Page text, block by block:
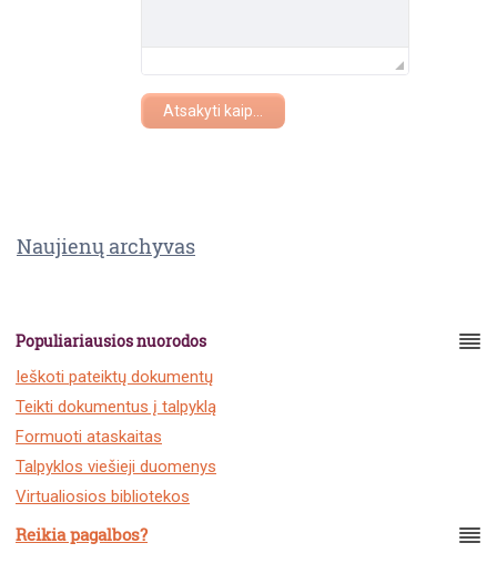
Atsakyti kaip...
Naujienų archyvas
Populiariausios nuorodos
Ieškoti pateiktų dokumentų
Teikti dokumentus į talpyklą
Formuoti ataskaitas
Talpyklos viešieji duomenys
Virtualiosios bibliotekos
Reikia pagalbos?